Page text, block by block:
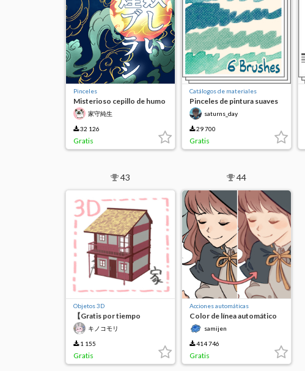
Pinceles
Misterioso cepillo de humo
家守純生
32 126
Gratis
Catálogos de materiales
Pinceles de pintura suaves
de semitono
saturns_day
29 700
Gratis
43
Objetos 3D
【Gratis por tiempo
limitado】Inicio
キノコモリ
1 155
Gratis
44
Acciones automáticas
Color de línea automático
samijen
414 746
Gratis